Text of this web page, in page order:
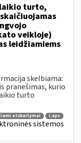
turto,
veikloje)
leidžiamiems
skelbiama:
pranešimas, kurio
turto
atskaitymai i.aps
sistemos